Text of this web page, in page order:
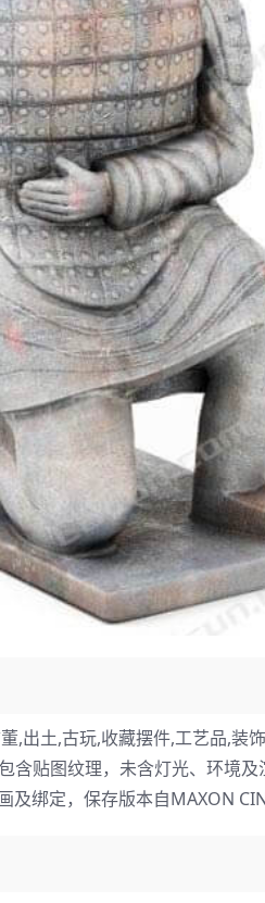
出土,古玩,收藏摆件,工艺品,装
含贴图纹理，未含灯光、环境
绑定，保存版本自MAXON